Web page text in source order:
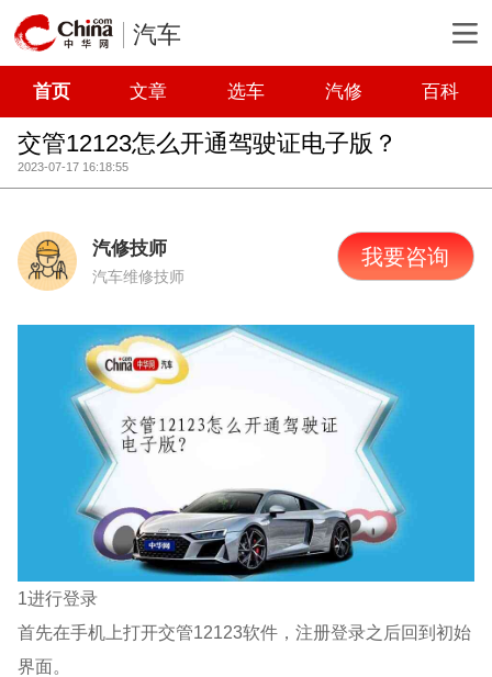
汽车
首页 文章 选车 汽修 百科
交管12123怎么开通驾驶证电子版？
2023-07-17 16:18:55
汽修技师
汽车维修技师
我要咨询
1进行登录
首先在手机上打开交管12123软件，注册登录之后回到初始
界面。